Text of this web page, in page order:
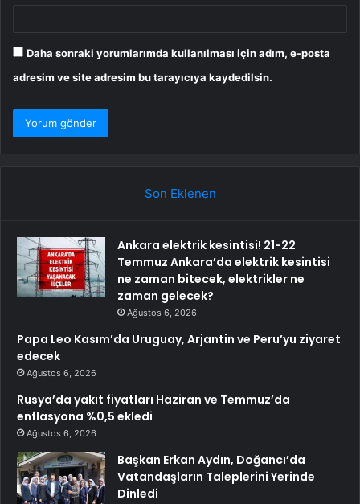
Daha sonraki yorumlarımda kullanılması için adım, e-posta
adresim ve site adresim bu tarayıcıya kaydedilsin.
Son Eklenen
Ankara elektrik kesintisi! 21-22
Temmuz Ankara’da elektrik kesintisi
ne zaman bitecek, elektrikler ne
zaman gelecek?
Ağustos 6, 2026
Papa Leo Kasım’da Uruguay, Arjantin ve Peru’yu ziyaret
edecek
Ağustos 6, 2026
Rusya’da yakıt fiyatları Haziran ve Temmuz’da
enflasyona %0,5 ekledi
Ağustos 6, 2026
Başkan Erkan Aydın, Doğancı’da
Vatandaşların Taleplerini Yerinde
Dinledi